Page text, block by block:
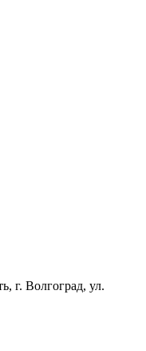
г. Волгоград, ул.